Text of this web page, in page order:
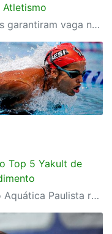
Atletismo
Jovens talentos do SESI Esportes garantiram vaga na competição após resultados conquistados no Troféu São Paulo de Atletismo, em Araraquara
Top 5 Yakult de
Competição oficial da Federação Aquática Paulista reúne nadadores de elite em preparação para o Troféu José Finkel